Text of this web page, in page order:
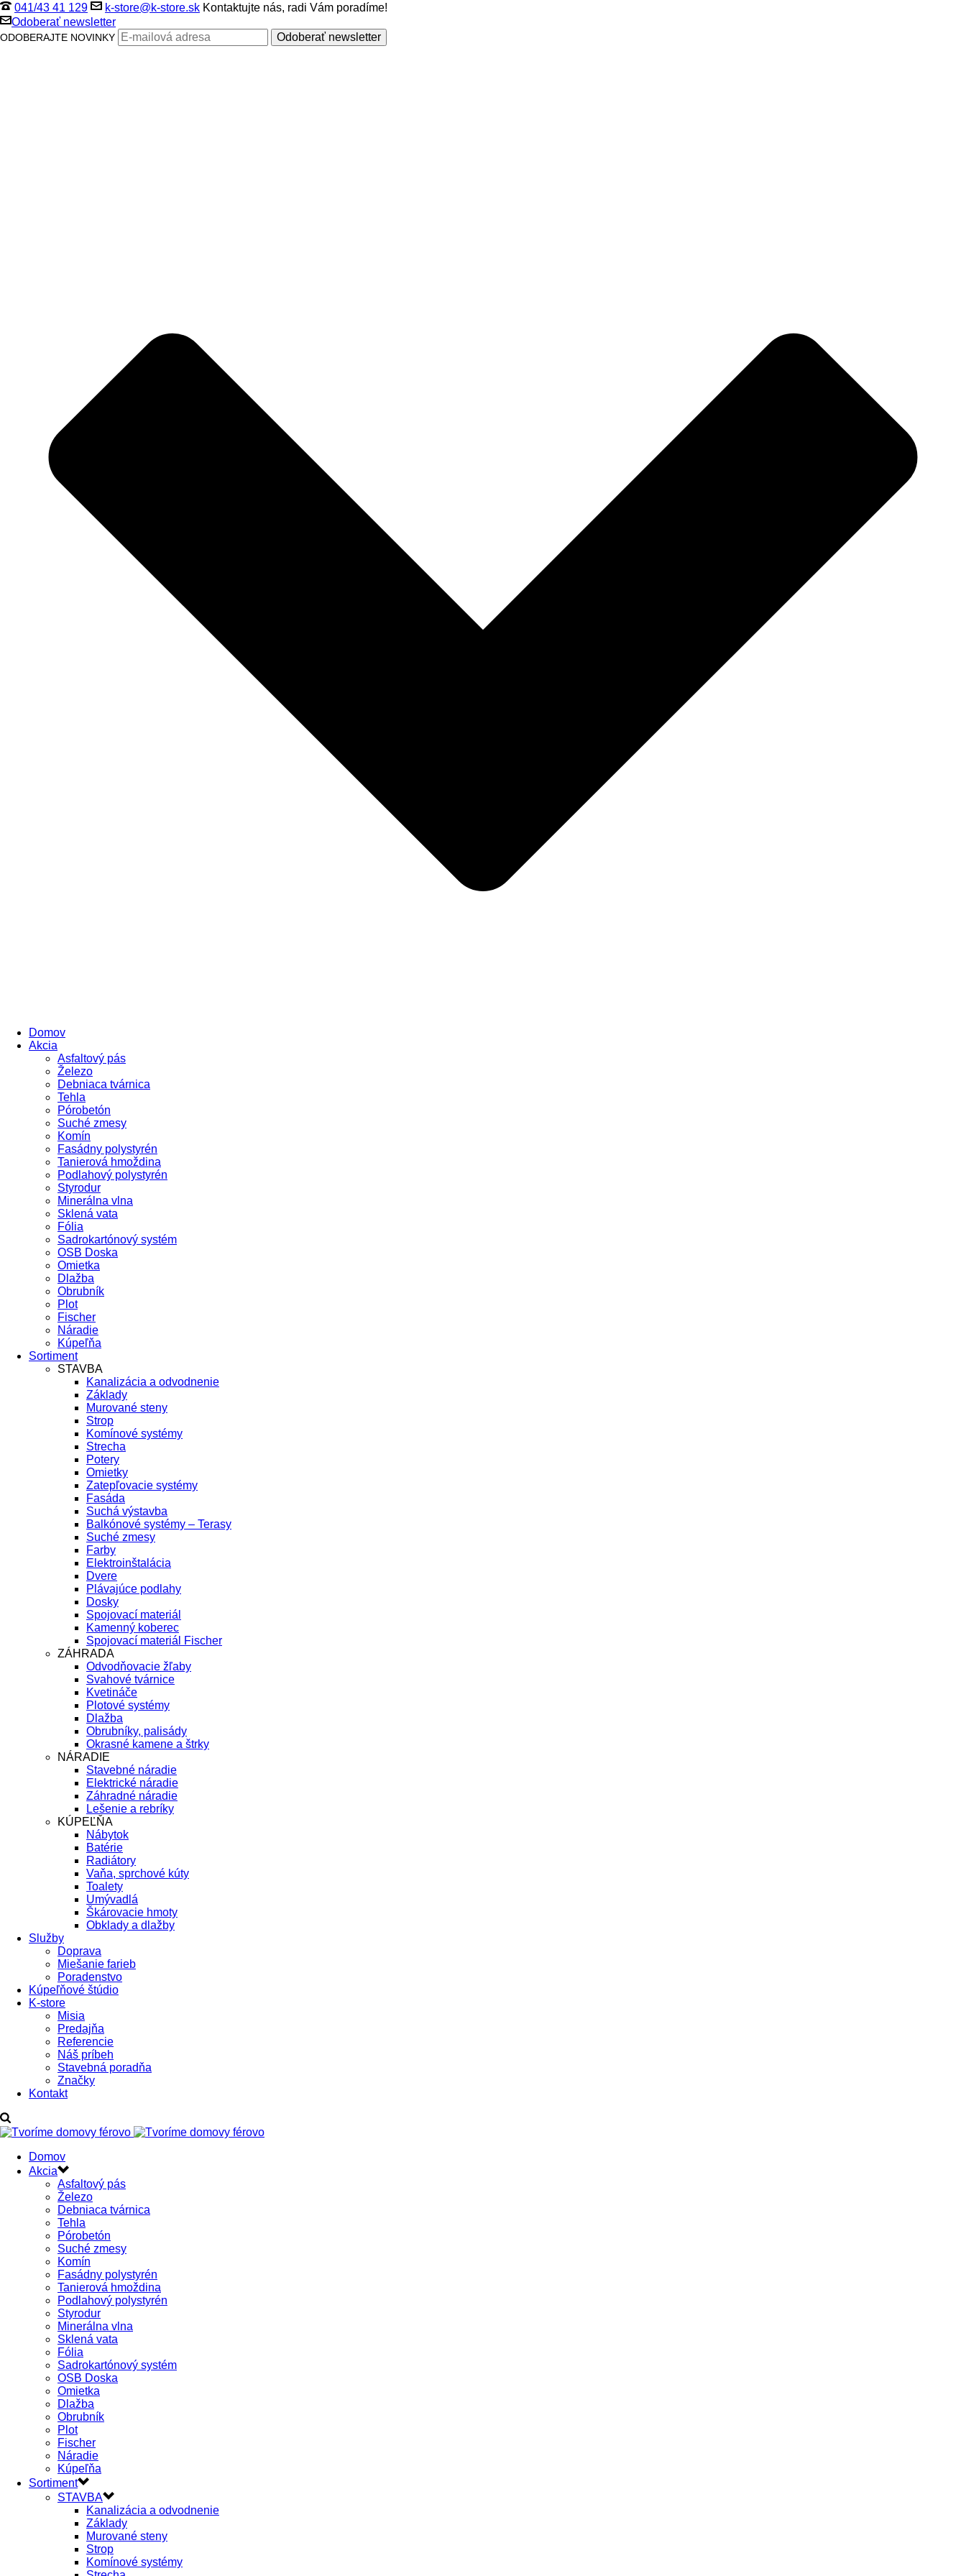
041/43 41 129 k-store@k-store.sk Kontaktujte nás, radi Vám poradíme!
Odoberať newsletter
ODOBERAJTE NOVINKY
Domov
Akcia
Asfaltový pás
Železo
Debniaca tvárnica
Tehla
Pórobetón
Suché zmesy
Komín
Fasádny polystyrén
Tanierová hmoždina
Podlahový polystyrén
Styrodur
Minerálna vlna
Sklená vata
Fólia
Sadrokartónový systém
OSB Doska
Omietka
Dlažba
Obrubník
Plot
Fischer
Náradie
Kúpeľňa
Sortiment
STAVBA
Kanalizácia a odvodnenie
Základy
Murované steny
Strop
Komínové systémy
Strecha
Potery
Omietky
Zatepľovacie systémy
Fasáda
Suchá výstavba
Balkónové systémy – Terasy
Suché zmesy
Farby
Elektroinštalácia
Dvere
Plávajúce podlahy
Dosky
Spojovací materiál
Kamenný koberec
Spojovací materiál Fischer
ZÁHRADA
Odvodňovacie žľaby
Svahové tvárnice
Kvetináče
Plotové systémy
Dlažba
Obrubníky, palisády
Okrasné kamene a štrky
NÁRADIE
Stavebné náradie
Elektrické náradie
Záhradné náradie
Lešenie a rebríky
KÚPEĽŇA
Nábytok
Batérie
Radiátory
Vaňa, sprchové kúty
Toalety
Umývadlá
Škárovacie hmoty
Obklady a dlažby
Služby
Doprava
Miešanie farieb
Poradenstvo
Kúpeľňové štúdio
K-store
Misia
Predajňa
Referencie
Náš príbeh
Stavebná poradňa
Značky
Kontakt
Domov
Akcia
Asfaltový pás
Železo
Debniaca tvárnica
Tehla
Pórobetón
Suché zmesy
Komín
Fasádny polystyrén
Tanierová hmoždina
Podlahový polystyrén
Styrodur
Minerálna vlna
Sklená vata
Fólia
Sadrokartónový systém
OSB Doska
Omietka
Dlažba
Obrubník
Plot
Fischer
Náradie
Kúpeľňa
Sortiment
STAVBA
Kanalizácia a odvodnenie
Základy
Murované steny
Strop
Komínové systémy